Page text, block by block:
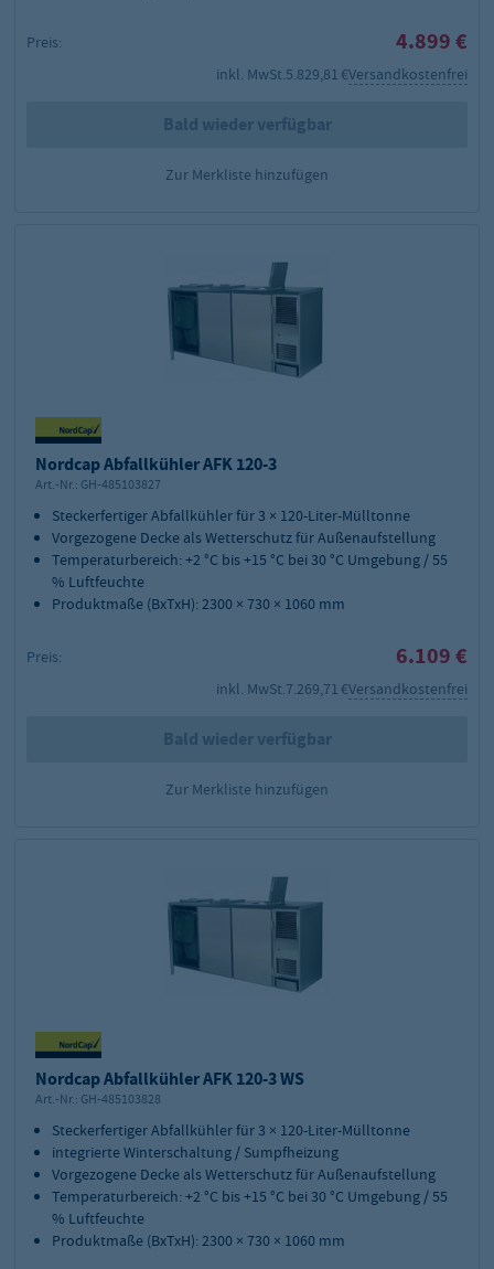
Preis: 4.899 €
inkl. MwSt.5.829,81 €Versandkostenfrei
Bald wieder verfügbar
Zur Merkliste hinzufügen
Nordcap Abfallkühler AFK 120-3
Art.-Nr.: GH-485103827
Steckerfertiger Abfallkühler für 3 × 120-Liter-Mülltonne
Vorgezogene Decke als Wetterschutz für Außenaufstellung
Temperaturbereich: +2 °C bis +15 °C bei 30 °C Umgebung / 55
% Luftfeuchte
Produktmaße (BxTxH): 2300 × 730 × 1060 mm
Preis: 6.109 €
inkl. MwSt.7.269,71 €Versandkostenfrei
Bald wieder verfügbar
Zur Merkliste hinzufügen
Nordcap Abfallkühler AFK 120-3 WS
Art.-Nr.: GH-485103828
Steckerfertiger Abfallkühler für 3 × 120-Liter-Mülltonne
integrierte Winterschaltung / Sumpfheizung
Vorgezogene Decke als Wetterschutz für Außenaufstellung
Temperaturbereich: +2 °C bis +15 °C bei 30 °C Umgebung / 55
% Luftfeuchte
Produktmaße (BxTxH): 2300 × 730 × 1060 mm